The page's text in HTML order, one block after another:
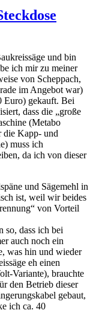
und bin
ich mir zu meiner
von Scheppach,
im Angebot war)
Euro) gekauft. Bei
dass die „große
(Metabo
die Kapp- und
muss ich
da ich von dieser
und Sägemehl in
ist, weil wir beides
von Vorteil
so, dass ich bei
auch noch ein
was hin und wieder
eh einen
Variante), brauchte
den Betrieb dieser
gebaut,
ich ca. 40